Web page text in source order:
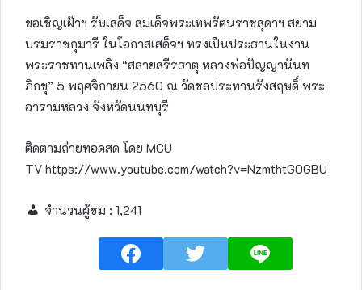
ขอเชิญเฝ้าฯ รับเสด็จ สมเด็จพระเทพรัตนราชสุดาฯ สยาม
บรมราชกุมารี ในโอกาสเสด็จฯ ทรงเป็นประธานในงาน
พระราชทานเพลิง “สลายสรีรธาตุ หลวงพ่อปัญญานันท
ภิกขุ” 5 พฤศจิกายน 2560 ณ วัดชลประทานรังสฤษดิ์ พระ
อารามหลวง จังหวัดนนทบุรี
ติดตามถ่ายทอดสด โดย MCU
TV https://www.youtube.com/watch?v=NzmthtG0GBU
จำนวนผู้ชม : 1,241